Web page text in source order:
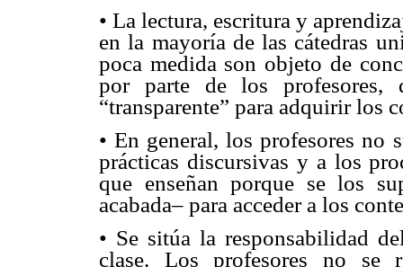
• La lectura, escritura y
en la mayoría de las cátedras
poca medida son objeto de
por parte de los profesores,
“transparente” para adquirir los
• En general, los profesores no
prácticas discursivas y a los
que enseñan porque se los
acabada– para acceder a los
• Se sitúa la responsabilidad
clase. Los profesores no se